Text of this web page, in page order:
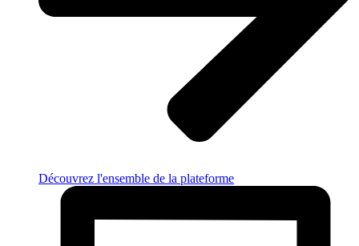
Découvrez l'ensemble de la plateforme